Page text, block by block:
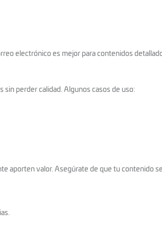
electrónico es mejor para contenidos
sin perder calidad. Algunos casos de uso:
aporten valor. Asegúrate de que tu contenido